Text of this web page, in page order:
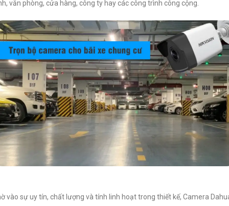
văn phòng, cửa hàng, công ty hay các công trình công cộng.
vào sự uy tín, chất lượng và tính linh hoạt trong thiết kế, Camera